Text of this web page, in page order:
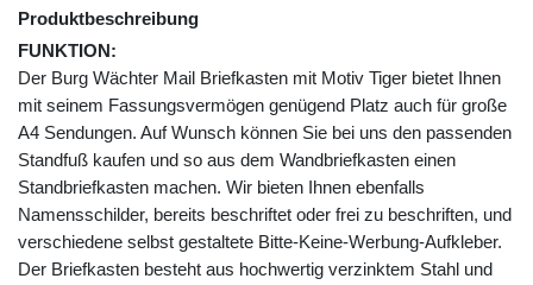
Produktbeschreibung
FUNKTION:
Der Burg Wächter Mail Briefkasten mit Motiv Tiger bietet Ihnen
mit seinem Fassungsvermögen genügend Platz auch für große
A4 Sendungen. Auf Wunsch können Sie bei uns den passenden
Standfuß kaufen und so aus dem Wandbriefkasten einen
Standbriefkasten machen. Wir bieten Ihnen ebenfalls
Namensschilder, bereits beschriftet oder frei zu beschriften, und
verschiedene selbst gestaltete Bitte-Keine-Werbung-Aufkleber.
Der Briefkasten besteht aus hochwertig verzinktem Stahl und